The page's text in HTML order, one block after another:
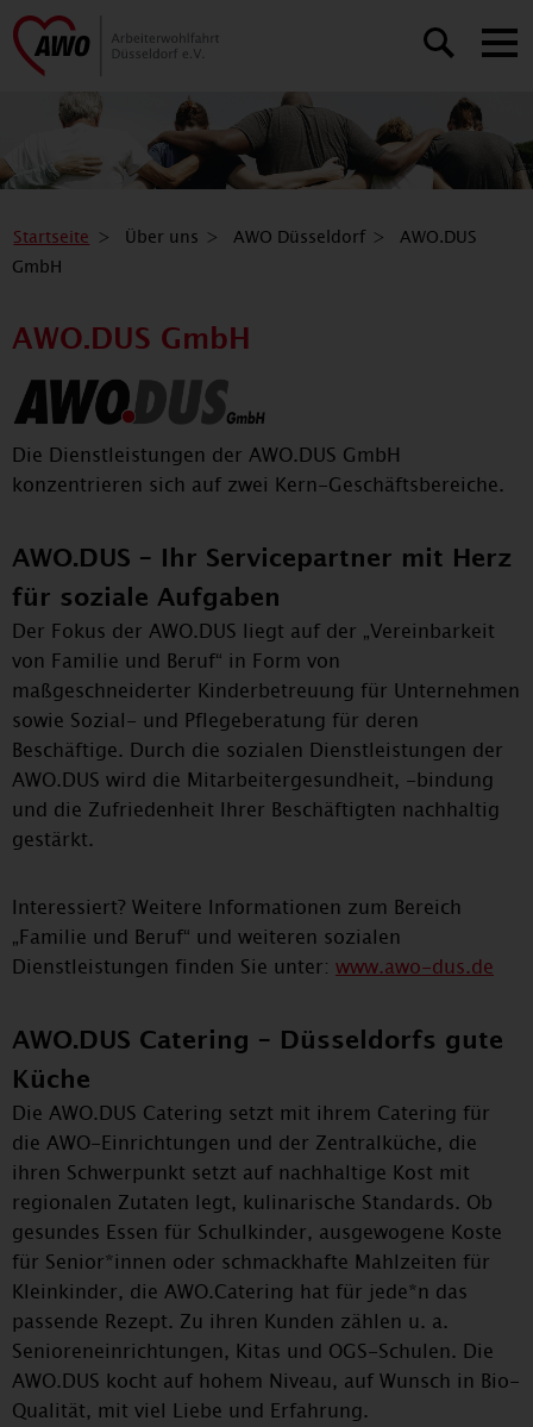
Startseite Über uns AWO Düsseldorf
AWO.DUS
GmbH
AWO.DUS GmbH
Die Dienstleistungen der AWO.DUS GmbH
konzentrieren sich auf zwei Kern-Geschäftsbereiche.
AWO.DUS – Ihr Servicepartner mit Herz
für soziale Aufgaben
Der Fokus der AWO.DUS liegt auf der „Vereinbarkeit
von Familie und Beruf“ in Form von
maßgeschneiderter Kinderbetreuung für Unternehmen
sowie Sozial- und Pflegeberatung für deren
Beschäftige. Durch die sozialen Dienstleistungen der
AWO.DUS wird die Mitarbeitergesundheit, -bindung
und die Zufriedenheit Ihrer Beschäftigten nachhaltig
gestärkt.
Interessiert? Weitere Informationen zum Bereich
„Familie und Beruf“ und weiteren sozialen
Dienstleistungen finden Sie unter: www.awo-dus.de
AWO.DUS Catering – Düsseldorfs gute
Küche
Die AWO.DUS Catering setzt mit ihrem Catering für
die AWO-Einrichtungen und der Zentralküche, die
ihren Schwerpunkt setzt auf nachhaltige Kost mit
regionalen Zutaten legt, kulinarische Standards. Ob
gesundes Essen für Schulkinder, ausgewogene Koste
für Senior*innen oder schmackhafte Mahlzeiten für
Kleinkinder, die AWO.Catering hat für jede*n das
passende Rezept. Zu ihren Kunden zählen u. a.
Senioreneinrichtungen, Kitas und OGS-Schulen. Die
AWO.DUS kocht auf hohem Niveau, auf Wunsch in Bio-
Qualität, mit viel Liebe und Erfahrung.